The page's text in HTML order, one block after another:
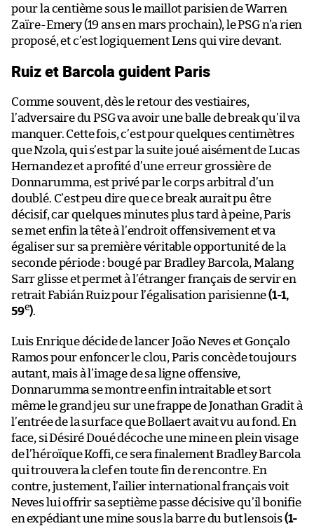
pour la centième sous le maillot parisien de Warren
Zaïre-Emery (19 ans en mars prochain), le PSG n’a rien
proposé, et c’est logiquement Lens qui vire devant.
Ruiz et Barcola guident Paris
Comme souvent, dès le retour des vestiaires,
l’adversaire du PSG va avoir une balle de break qu’il va
manquer. Cette fois, c’est pour quelques centimètres
que Nzola, qui s’est par la suite joué aisément de Lucas
Hernandez et a profité d’une erreur grossière de
Donnarumma, est privé par le corps arbitral d’un
doublé. C’est peu dire que ce break aurait pu être
décisif, car quelques minutes plus tard à peine, Paris
se met enfin la tête à l’endroit offensivement et va
égaliser sur sa première véritable opportunité de la
seconde période : bougé par Bradley Barcola, Malang
Sarr glisse et permet à l’étranger français de servir en
retrait Fabián Ruiz pour l’égalisation parisienne(1-1,
59e).
Luis Enrique décide de lancer João Neves et Gonçalo
Ramos pour enfoncer le clou, Paris concède toujours
autant, mais à l’image de sa ligne offensive,
Donnarumma se montre enfin intraitable et sort
même le grand jeu sur une frappe de Jonathan Gradit à
l’entrée de la surface que Bollaert avait vu au fond. En
face, si Désiré Doué décoche une mine en plein visage
de l’héroïque Koffi, ce sera finalement Bradley Barcola
qui trouvera la clef en toute fin de rencontre. En
contre, justement, l’ailier international français voit
Neves lui offrir sa septième passe décisive qu’il bonifie
en expédiant une mine sous la barre du but lensois(1-